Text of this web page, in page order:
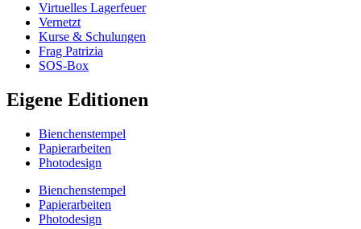
Virtuelles Lagerfeuer
Vernetzt
Kurse & Schulungen
Frag Patrizia
SOS-Box
Eigene Editionen
Bienchenstempel
Papierarbeiten
Photodesign
Bienchenstempel
Papierarbeiten
Photodesign